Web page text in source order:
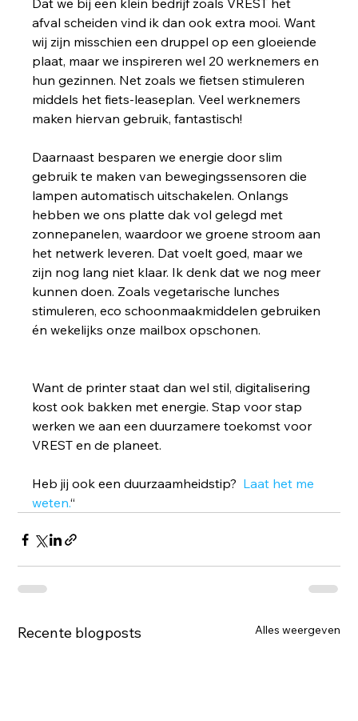
Dat we bij een klein bedrijf zoals VREST het
afval scheiden vind ik dan ook extra mooi. Want
wij zijn misschien een druppel op een gloeiende
plaat, maar we inspireren wel 20 werknemers en
hun gezinnen. Net zoals we fietsen stimuleren
middels het fiets-leaseplan. Veel werknemers
maken hiervan gebruik, fantastisch!
Daarnaast besparen we energie door slim
gebruik te maken van bewegingssensoren die
lampen automatisch uitschakelen. Onlangs
hebben we ons platte dak vol gelegd met
zonnepanelen, waardoor we groene stroom aan
het netwerk leveren. Dat voelt goed, maar we
zijn nog lang niet klaar. Ik denk dat we nog meer
kunnen doen. Zoals vegetarische lunches
stimuleren, eco schoonmaakmiddelen gebruiken
én wekelijks onze mailbox opschonen.
Want de printer staat dan wel stil, digitalisering
kost ook bakken met energie. Stap voor stap
werken we aan een duurzamere toekomst voor
VREST en de planeet.
Heb jij ook een duurzaamheidstip? Laat het me
weten.“
Recente blogposts Alles weergeven